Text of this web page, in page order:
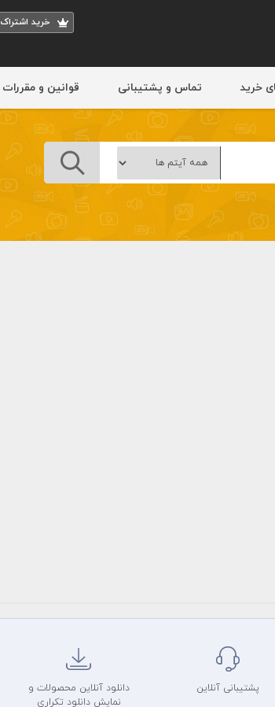
خريد اشتراک
خرید تماس و پشتیبانی قوانین و مقررات
پشتیبانی آنلاین
دانلود آنلاین محصولات و
نمایش دانلود تکراری